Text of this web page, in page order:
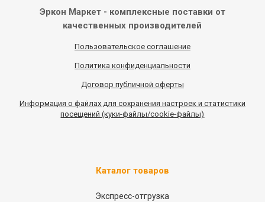
Эркон Маркет - комплексные поставки от
качественных производителей
Пользовательское соглашение
Политика конфиденциальности
Договор публичной оферты
Информация о файлах для сохранения настроек и статистики
посещений (куки-файлы/cookie-файлы)
Каталог товаров
Экспресс-отгрузка